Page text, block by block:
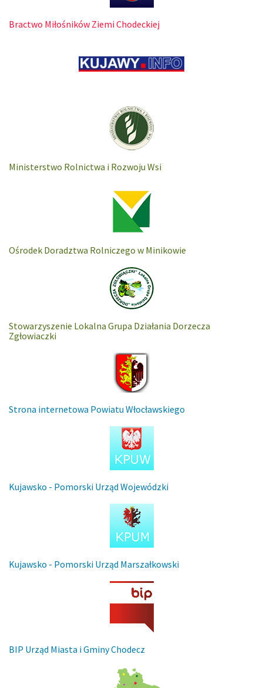
Bractwo Miłośników Ziemi Chodeckiej
Ministerstwo Rolnictwa i Rozwoju Wsi
Ośrodek Doradztwa Rolniczego w Minikowie
Stowarzyszenie Lokalna Grupa Działania Dorzecza
Zgłowiaczki
Strona internetowa Powiatu Włocławskiego
Kujawsko - Pomorski Urząd Wojewódzki
Kujawsko - Pomorski Urząd Marszałkowski
BIP Urząd Miasta i Gminy Chodecz